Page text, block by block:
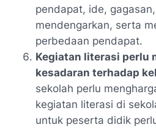
pendapat, ide,
mendengarkan, serta
perbedaan pendapat.
Kegiatan literasi perlu
kesadaran terhadap
sekolah perlu
kegiatan literasi di
untuk peserta didik